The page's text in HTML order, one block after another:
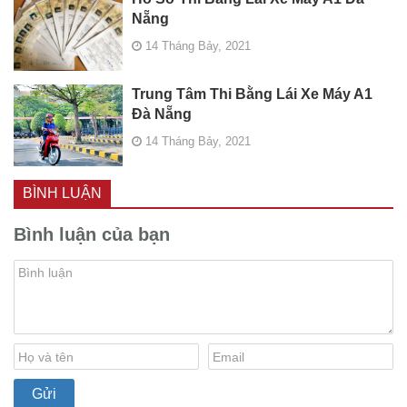
Nẵng
14 Tháng Bảy, 2021
Trung Tâm Thi Bằng Lái Xe Máy A1
Đà Nẵng
14 Tháng Bảy, 2021
BÌNH LUẬN
Bình luận của bạn